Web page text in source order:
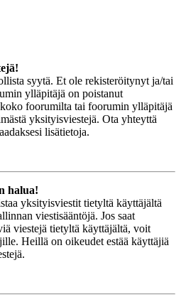
syytä. Et ole rekisteröitynyt ja/tai
ylläpitäjä on poistanut
foorumilta tai foorumin ylläpitäjä
yksityisviestejä. Ota yhteyttä
lisätietoja.
halua!
yksityisviestit tietyltä käyttäjältä
viestisääntöjä. Jos saat
viestejä tietyltä käyttäjältä, voit
Heillä on oikeudet estää käyttäjiä